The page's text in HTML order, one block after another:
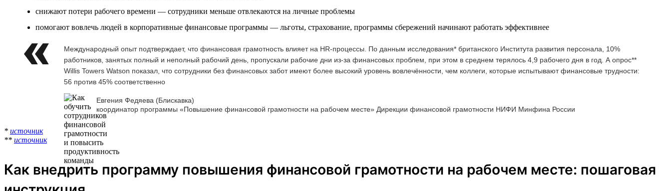
снижают потери рабочего времени — сотрудники меньше отвлекаются на личные проблемы
помогают вовлечь людей в корпоративные финансовые программы — льготы, страхование, программы сбережений начинают работать эффективнее
Международный опыт подтверждает, что финансовая грамотность влияет на HR-процессы. По данным исследования* британского Института развития персонала, 10%
работников, занятых полный и неполный рабочий день, пропускали рабочие дни из-за финансовых проблем, при этом в среднем терялось 4,9 рабочего дня в год. А опрос**
Willis Towers Watson показал, что сотрудники без финансовых забот имеют более высокий уровень вовлечённости, чем коллеги, которые испытывают финансовые трудности:
56 против 45% соответственно
Евгения Федяева (Блискавка)
координатор программы «Повышение финансовой грамотности на рабочем месте» Дирекции финансовой грамотности НИФИ Минфина России
* источник
** источник
Как внедрить программу повышения финансовой грамотности на рабочем месте: пошаговая